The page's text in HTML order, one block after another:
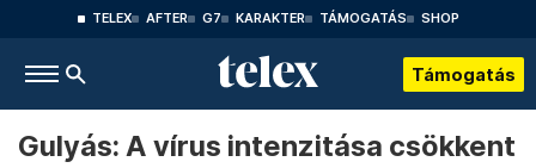
TELEX AFTER G7 KARAKTER TÁMOGATÁS SHOP
Támogatás
Gulyás: A vírus intenzitása csökkent